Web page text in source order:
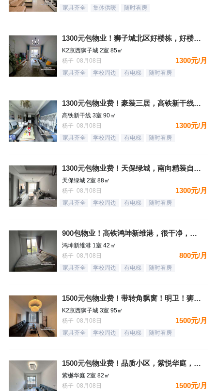
家具齐全 集体供暖 随时看房
1300元包物业！狮子城北区好楼栋，好楼层，精装自住标准，很
K2京西狮子城 2室 85㎡
杨子 08月08日
1300元/月
家具齐全 学校周边 有电梯 随时看房
1300元包物业费！豪装三居，高铁新干线，南向，采光好，家具
高铁新干线 3室 90㎡
杨子 08月08日
1300元/月
家具齐全 学校周边 有电梯 随时看房
1300元包物业费！天保绿城，南向精装自住标准，很干净，看房
天保绿城 2室 88㎡
杨子 08月08日
1300元/月
家具齐全 学校周边 有电梯 随时看房
900包物业！高铁鸿坤新维港，很干净，家具家电齐全，看房方便
鸿坤新维港 1室 42㎡
杨子 08月08日
800元/月
家具齐全 学校周边 有电梯 随时看房
1500元包物业费！带转角飘窗！明卫！狮子城，南北通透三居，
K2京西狮子城 3室 95㎡
杨子 08月08日
1500元/月
家具齐全 学校周边 有电梯 随时看房
1500元包物业费！品质小区，紫悦华庭，南北通透精装二居，都
紫樾华庭 2室 82㎡
杨子 08月08日
1500元/月